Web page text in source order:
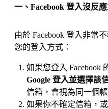
一、Facebook 登入沒反
由於 Facebook 登入非常
您的登入方式：
如果您登入 Facebook
Google 登入並選擇該
信箱，會視為同一個帳
如果你不確定信箱，